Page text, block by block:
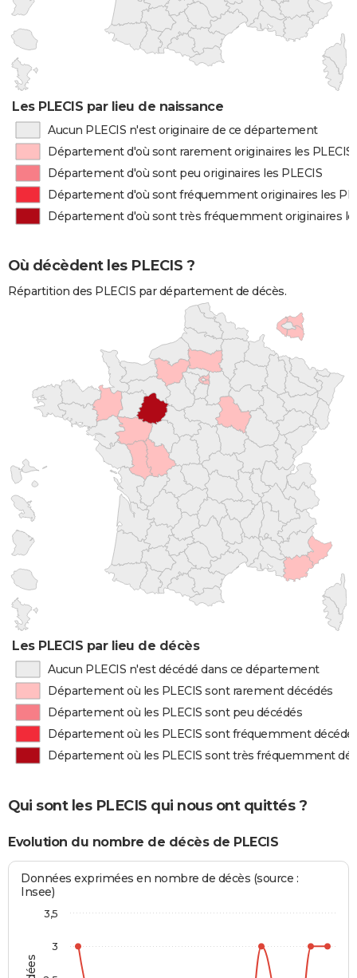
Les PLECIS par lieu de naissance
Aucun PLECIS n'est originaire de ce département
Département d'où sont rarement originaires les PLECIS
Département d'où sont peu originaires les PLECIS
Département d'où sont fréquemment originaires les
Département d'où sont très fréquemment originaires
Où décèdent les PLECIS ?
Répartition des PLECIS par département de décès.
Les PLECIS par lieu de décès
Aucun PLECIS n'est décédé dans ce département
Département où les PLECIS sont rarement décédés
Département où les PLECIS sont peu décédés
Département où les PLECIS sont fréquemment
Département où les PLECIS sont très fréquemment
Qui sont les PLECIS qui nous ont quittés ?
Evolution du nombre de décès de PLECIS
Données exprimées en nombre de décès (source :
Insee)
3
3,5